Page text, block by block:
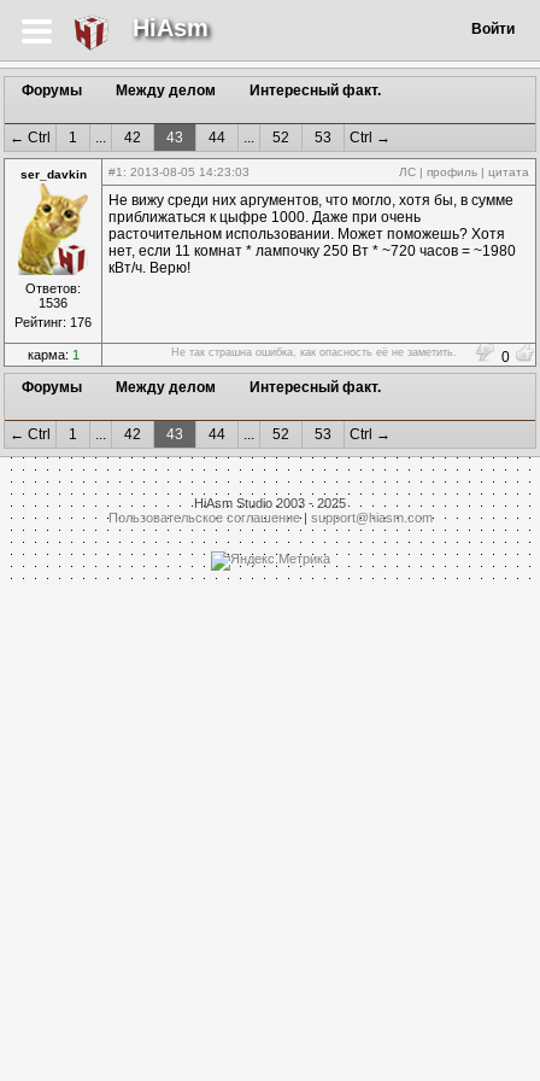
HiAsm Войти
Форумы Между делом Интересный факт.
← Ctrl 1 ... 42 43 44 ... 52 53 Ctrl →
ser_davkin
Ответов:
1536
Рейтинг: 176
#1 : 2013-08-05 14:23:03 ЛС | профиль | цитата
Не вижу среди них аргументов, что могло, хотя бы, в сумме
приближаться к цыфре 1000. Даже при очень
расточительном использовании. Может поможешь? Хотя
нет, если 11 комнат * лампочку 250 Вт * ~720 часов = ~1980
кВт/ч. Верю!
карма: 1 Не так страшна ошибка, как опасность её не заметить.
0
Форумы
Между делом Интересный факт.
← Ctrl 1 ... 42 43 44 ... 52 53 Ctrl →
HiAsm Studio 2003 - 2025
Пользовательское соглашение| support@hiasm.com